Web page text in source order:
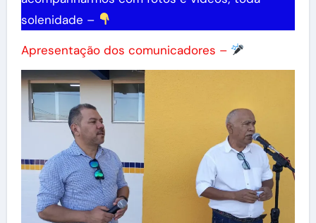
solenidade –
Apresentação dos comunicadores –